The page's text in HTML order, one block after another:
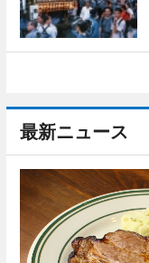
最新ニュース